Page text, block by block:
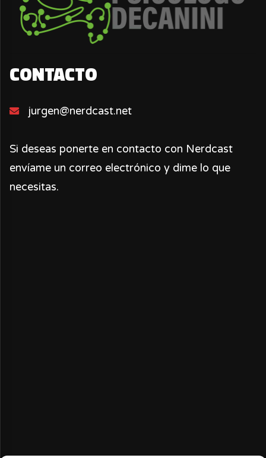
CONTACTO
jurgen@nerdcast.net
Si deseas ponerte en contacto con Nerdcast
envíame un correo electrónico y dime lo que
necesitas.